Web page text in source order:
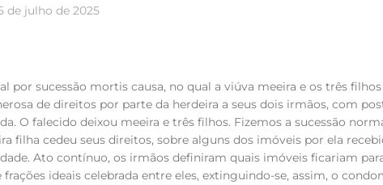
de julho de 2025
sucessão mortis causa, no qual a viúva meeira e os três
de direitos por parte da herdeira a seus dois irmãos, com
O falecido deixou meeira e três filhos. Fizemos a sucessão
filha cedeu seus direitos, sobre alguns dos imóveis por ela
Ato contínuo, os irmãos definiram quais imóveis ficariam
ideais celebrada entre eles, extinguindo-se, assim, o